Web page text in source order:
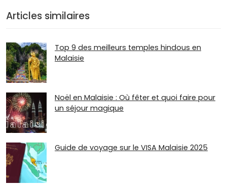
Articles similaires
Top 9 des meilleurs temples hindous en
Malaisie
Noël en Malaisie : Où fêter et quoi faire pour
un séjour magique
Guide de voyage sur le VISA Malaisie 2025